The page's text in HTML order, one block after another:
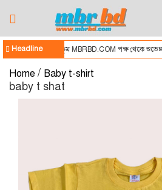
Headline
আসসালামু আলাইকুম MBRBD.COM পক্ষ থেকে
Home / Baby t-shirt
baby t shat